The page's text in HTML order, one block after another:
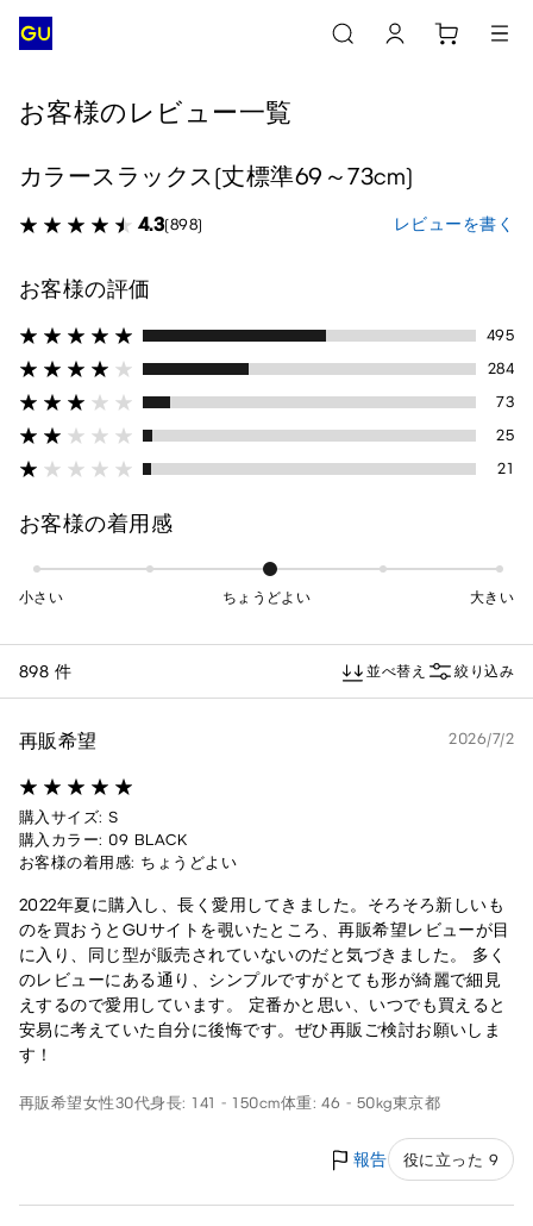
お客様のレビュー一覧
カラースラックス(丈標準69～73cm)
4.3(898) レビューを書く
お客様の評価
495
284
73
25
21
お客様の着用感
小さい ちょうどよい 大きい
898 件 並べ替え 絞り込み
再販希望 2026/7/2
購入サイズ: S
購入カラー: 09 BLACK
お客様の着用感: ちょうどよい
2022年夏に購入し、長く愛用してきました。そろそろ新しいも
のを買おうとGUサイトを覗いたところ、再販希望レビューが目
に入り、同じ型が販売されていないのだと気づきました。 多く
のレビューにある通り、シンプルですがとても形が綺麗で細見
えするので愛用しています。 定番かと思い、いつでも買えると
安易に考えていた自分に後悔です。ぜひ再販ご検討お願いしま
す！
再販希望女性30代身長: 141 - 150cm体重: 46 - 50kg東京都
報告 役に立った 9